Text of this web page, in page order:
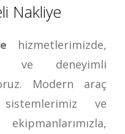
Nakliye
hizmetlerimizde,
ve deneyimli
Modern araç
ve